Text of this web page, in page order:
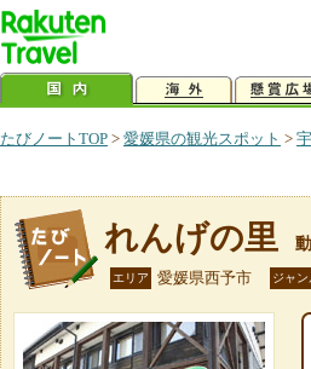
たびノートTOP > 愛媛県の観光スポット >
れんげの里
エリア 愛媛県西予市 ジャン